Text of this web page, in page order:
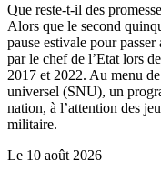
Que reste-t-il des
Alors que le second
pause estivale pour
par le chef de l’Etat lors
2017 et 2022. Au menu
universel (SNU), un
nation, à l’attention des
militaire.
Le 10 août 2026